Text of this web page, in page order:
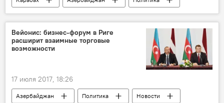
Новости
Латвия
Ильхам Алиев
Раймондс Вейонис
Декларация
Вейонис: бизнес-форум в Риге
расширит взаимные торговые
возможности
17 июля 2017, 18:26
Азербайджан Политика
Новости